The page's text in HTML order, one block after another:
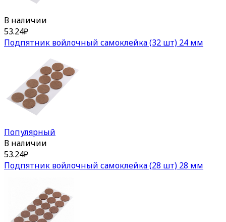
В наличии
53.24₽
Подпятник войлочный самоклейка (32 шт) 24 мм
Популярный
В наличии
53.24₽
Подпятник войлочный самоклейка (28 шт) 28 мм